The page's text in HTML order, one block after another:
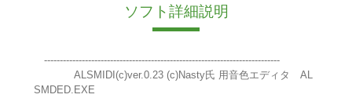
ソフト詳細説明
---------------------------------------------------------------------------
ALSMIDI(c)ver.0.23 (c)Nasty氏 用音色エディタ AL
SMDED.EXE